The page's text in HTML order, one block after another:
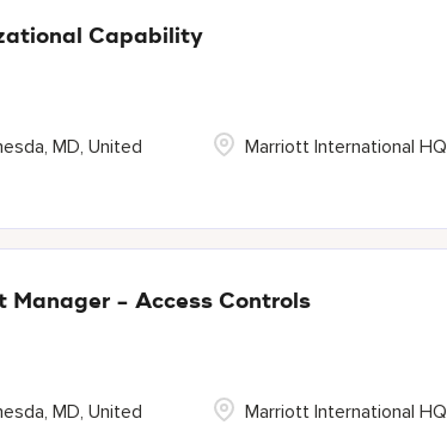
Capability
MD, United
Marriott International HQ
Manager - Access Controls
MD, United
Marriott International HQ